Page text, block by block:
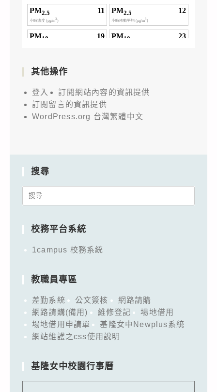
其他操作
登入
訂閱網站內容的資訊提供
訂閱留言的資訊提供
WordPress.org 台灣繁體中文
搜尋
Search
校務平台系統
1campus 校務系統
教職員專區
差勤系統 公文簽核
網路請購
網路請購(備用)
維修登記
場地借用
場地借用申請單
基隆女中Newplus系統
網站維護之css使用說明
基隆女中校園行事曆